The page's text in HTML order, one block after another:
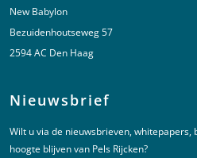
New Babylon
Bezuidenhoutseweg 57
2594 AC Den Haag
Nieuwsbrief
Wilt u via de nieuwsbrieven, whitepapers,
hoogte blijven van Pels Rijcken?